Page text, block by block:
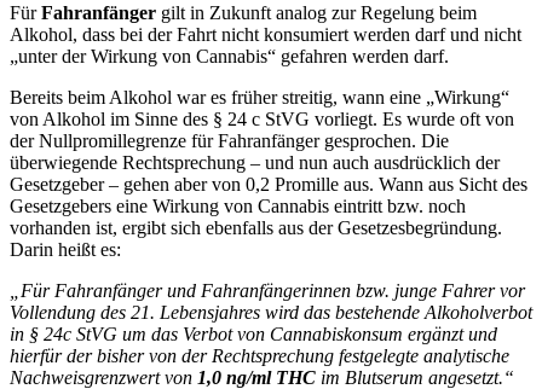
FürFahranfänger gilt in Zukunft analog zur Regelung beim
Alkohol, dass bei der Fahrt nicht konsumiert werden darf und nicht
„unter der Wirkung von Cannabis“ gefahren werden darf.
Bereits beim Alkohol war es früher streitig, wann eine „Wirkung“
von Alkohol im Sinne des § 24 c StVG vorliegt. Es wurde oft von
der Nullpromillegrenze für Fahranfänger gesprochen. Die
überwiegende Rechtsprechung – und nun auch ausdrücklich der
Gesetzgeber – gehen aber von 0,2 Promille aus. Wann aus Sicht des
Gesetzgebers eine Wirkung von Cannabis eintritt bzw. noch
vorhanden ist, ergibt sich ebenfalls aus der Gesetzesbegründung.
Darin heißt es:
„Für Fahranfänger und Fahranfängerinnen bzw. junge Fahrer vor
Vollendung des 21. Lebensjahres wird das bestehende Alkoholverbot
in § 24c StVG um das Verbot von Cannabiskonsum ergänzt und
hierfür der bisher von der Rechtsprechung festgelegte analytische
Nachweisgrenzwert von 1,0 ng/ml THC im Blutserum angesetzt.“